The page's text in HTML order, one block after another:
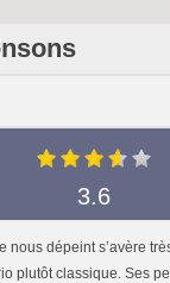
3.6
nous dépeint s’avère
plutôt classique. Ses